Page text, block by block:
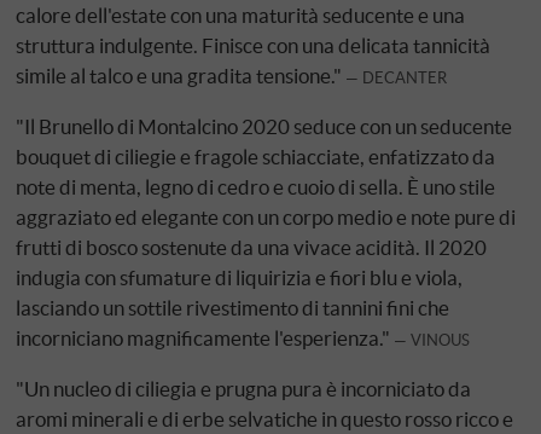
calore dell'estate con una maturità seducente e una
struttura indulgente. Finisce con una delicata tannicità
simile al talco e una gradita tensione."
DECANTER
"Il Brunello di Montalcino 2020 seduce con un seducente
bouquet di ciliegie e fragole schiacciate, enfatizzato da
note di menta, legno di cedro e cuoio di sella. È uno stile
aggraziato ed elegante con un corpo medio e note pure di
frutti di bosco sostenute da una vivace acidità. Il 2020
indugia con sfumature di liquirizia e fiori blu e viola,
lasciando un sottile rivestimento di tannini fini che
incorniciano magnificamente l'esperienza."
VINOUS
"Un nucleo di ciliegia e prugna pura è incorniciato da
aromi minerali e di erbe selvatiche in questo rosso ricco e